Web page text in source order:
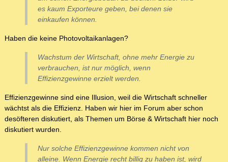
es kaum Exporteure geben, bei denen sie
einkaufen können.
Haben die keine Photovoltaikanlagen?
Wachstum der Wirtschaft, ohne mehr Energie zu
verbrauchen, ist nur möglich, wenn
Effizienzgewinne erzielt werden.
Effizienzgewinne sind eine Illusion, weil die Wirtschaft schneller
wächtst als die Effizienz. Haben wir hier im Forum aber schon
desöfteren diskutiert, als Themen um Börse & Wirtschaft hier noch
diskutiert wurden.
Nur solche Effizienzgewinne kommen nicht von
alleine. Wenn Energie recht billig zu haben ist, wird